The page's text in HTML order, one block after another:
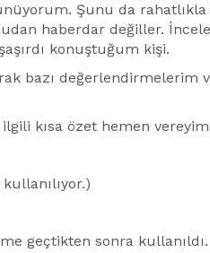
Şunu da rahatlıkla
haberdar değiller.
konuştuğum kişi.
bazı değerlendirmelerim
kısa özet hemen
geçtikten sonra kullanıldı.